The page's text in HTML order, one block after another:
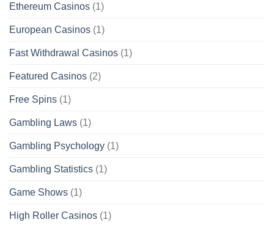
Ethereum Casinos (1)
European Casinos (1)
Fast Withdrawal Casinos (1)
Featured Casinos (2)
Free Spins (1)
Gambling Laws (1)
Gambling Psychology (1)
Gambling Statistics (1)
Game Shows (1)
High Roller Casinos (1)